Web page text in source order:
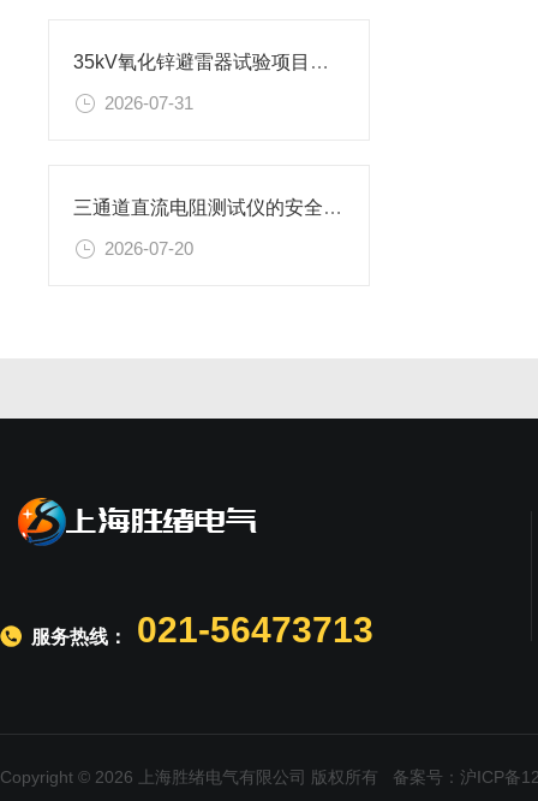
35kV氧化锌避雷器试验项目及设备
2026-07-31
三通道直流电阻测试仪的安全使用准则
2026-07-20
服务热线： 021-56473713
Copyright © 2026 上海胜绪电气有限公司 版权所有 备案号：沪ICP备